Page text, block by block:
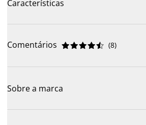
Características
Comentários 




 (8)
Sobre a marca